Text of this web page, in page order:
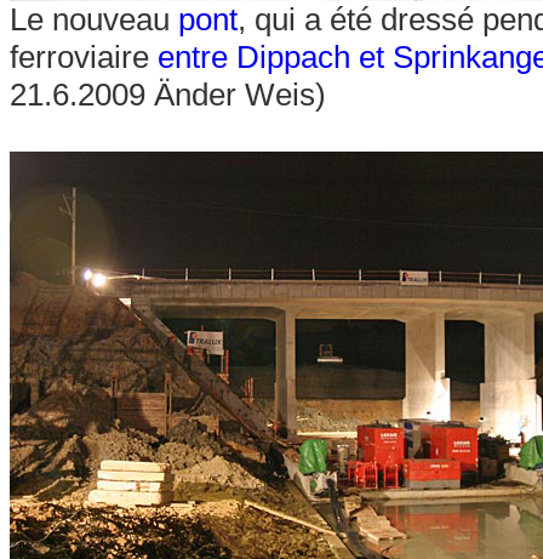
Le nouveau pont, qui a été dressé
ferroviaire entre Dippach et
21.6.2009 Änder Weis)